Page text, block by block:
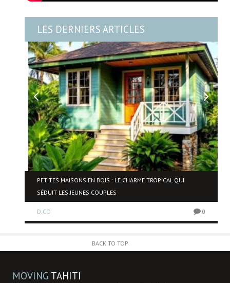
LES DERNIERS ARTICLES
PETITES MAISONS EN BOIS : LE CHARME TROPICAL QUI
SÉDUIT LES JEUNES COUPLES
D.CO 0
BACK TO TOP
MOVING TAHITI